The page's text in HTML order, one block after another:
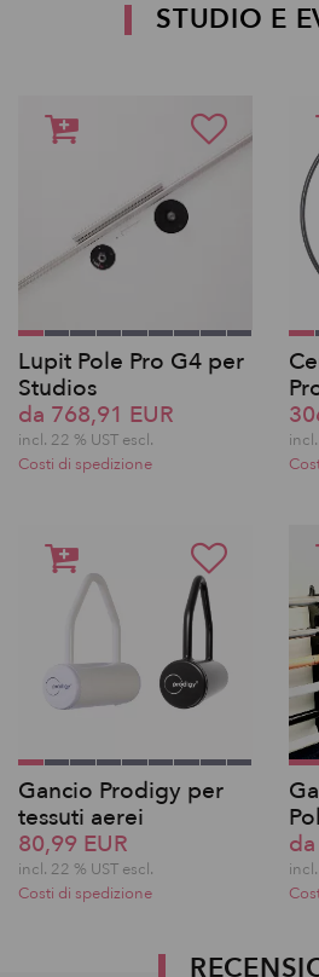
STUDIO E
Lupit Pole Pro G4 per
Studios
da 768,91 EUR
incl. 22 % UST escl.
Costi di spedizione
Gancio Prodigy per
tessuti aerei
80,99 EUR
incl. 22 % UST escl.
Costi di spedizione